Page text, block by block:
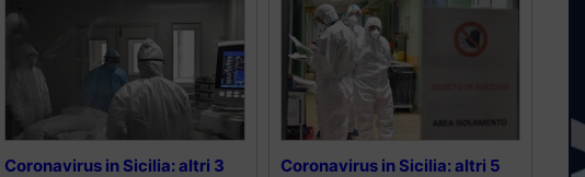
Coronavirus in Sicilia: altri 3
Coronavirus in Sicilia: altri 5